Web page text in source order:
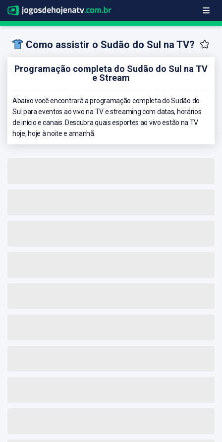
Como assistir o Sudão do Sul na TV?
Programação completa do Sudão do Sul na TV
e Stream
Abaixo você encontrará a programação completa do Sudão do
Sul para eventos ao vivo na TV e streaming com datas, horários
de início e canais. Descubra quais esportes ao vivo estão na TV
hoje, hoje à noite e amanhã.